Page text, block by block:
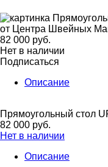
82 000 руб.
Нет в наличии
Подписаться
Описание
Прямоугольный стол
82 000 руб.
Нет в наличии
Описание